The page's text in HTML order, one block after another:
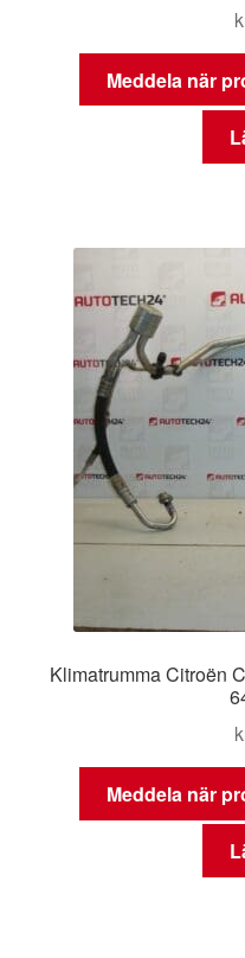
Meddela när
Klimatrumma Citroën
Meddela när